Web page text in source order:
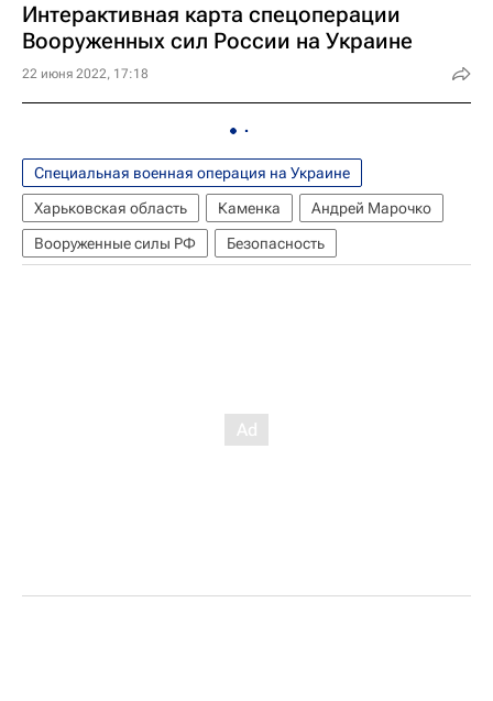
Интерактивная карта спецоперации
Вооруженных сил России на Украине
22 июня 2022, 17:18
Специальная военная операция на Украине
Харьковская область
Каменка
Андрей Марочко
Вооруженные силы РФ
Безопасность